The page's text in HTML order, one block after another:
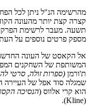
מהרשימה הנ"ל ניתן לכל
קצרה קצת יותר מהעונה
תשעה. מעבר לרשימת
מספק פרטים נוספים על
אל הקאסט של העונה
המשותפת של השחקנים
ת'ורמן (ספרות זולה, סרטי
שמגלה סוד אפל של העיירה
הוא קרי אלווס (הנסיכה
(Kline).